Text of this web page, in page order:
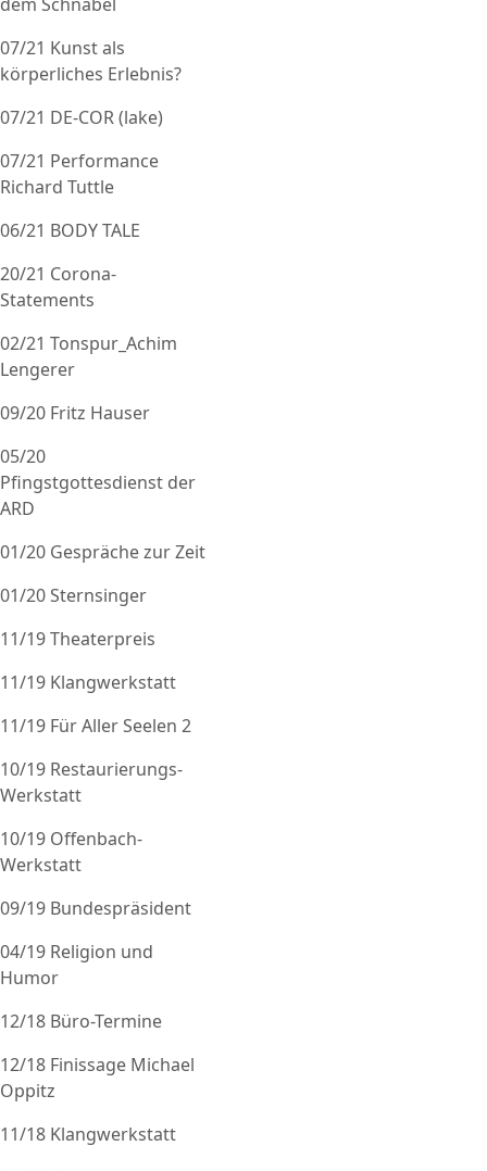
07/21 Kunst als
körperliches Erlebnis?
07/21 DE-COR (lake)
07/21 Performance
Richard Tuttle
06/21 BODY TALE
20/21 Corona-
Statements
02/21 Tonspur_Achim
Lengerer
09/20 Fritz Hauser
05/20
Pfingstgottesdienst der
ARD
01/20 Gespräche zur Zeit
01/20 Sternsinger
11/19 Theaterpreis
11/19 Klangwerkstatt
11/19 Für Aller Seelen 2
10/19 Restaurierungs-
Werkstatt
10/19 Offenbach-
Werkstatt
09/19 Bundespräsident
04/19 Religion und
Humor
12/18 Büro-Termine
12/18 Finissage Michael
Oppitz
11/18 Klangwerkstatt